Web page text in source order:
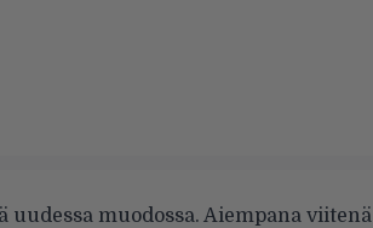
uudessa muodossa. Aiempana viitenä